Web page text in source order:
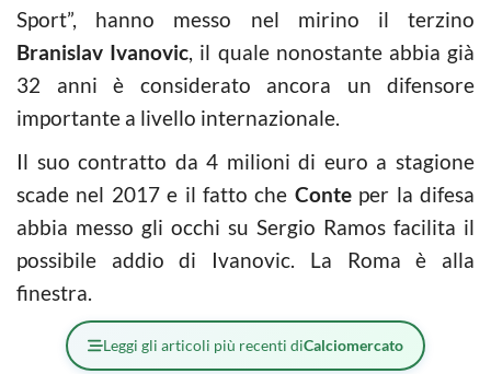
Sport”, hanno messo nel mirino il terzino
Branislav Ivanovic, il quale nonostante abbia già
32 anni è considerato ancora un difensore
importante a livello internazionale.
Il suo contratto da 4 milioni di euro a stagione
scade nel 2017 e il fatto che Conteper la difesa
abbia messo gli occhi su Sergio Ramos facilita il
possibile addio di Ivanovic. La Roma è alla
finestra.
Leggi gli articoli più recenti diCalciomercato